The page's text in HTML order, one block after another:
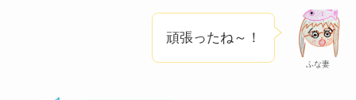
ふな妻
頑張ったね～！